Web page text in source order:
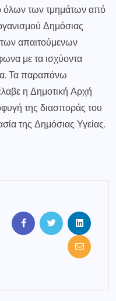
όλων των τμημάτων από
Δημόσιας
των απαιτούμενων
με τα ισχύοντα
Τα παραπάνω
η Δημοτική Αρχή
της διασποράς του
της Δημόσιας Υγείας.